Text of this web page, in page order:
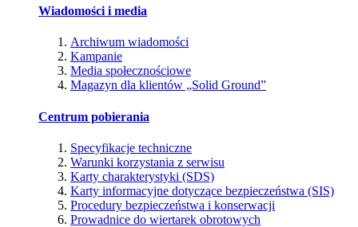
Wiadomości i media
Archiwum wiadomości
Kampanie
Media społecznościowe
Magazyn dla klientów „Solid Ground”
Centrum pobierania
Specyfikacje techniczne
Warunki korzystania z serwisu
Karty charakterystyki (SDS)
Karty informacyjne dotyczące bezpieczeństwa (SIS)
Procedury bezpieczeństwa i konserwacji
Prowadnice do wiertarek obrotowych